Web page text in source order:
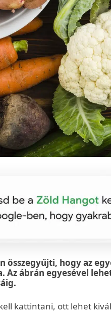
összegyűjti, hogy az
Az ábrán egyesével
kattintani, ott lehet